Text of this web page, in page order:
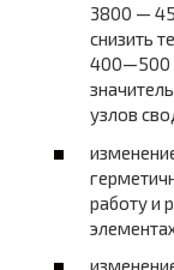
3800 —
снизить
400—500
узлов
работу и